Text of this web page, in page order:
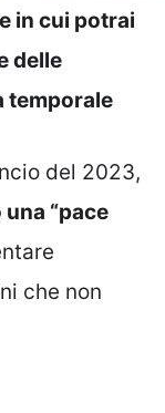
in cui potrai
delle
temporale
del 2023,
“pace
che non